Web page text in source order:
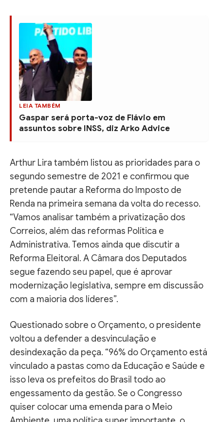
LEIA TAMBÉM
Gaspar será porta-voz de Flávio em
assuntos sobre INSS, diz Arko Advice
Arthur Lira também listou as prioridades para o
segundo semestre de 2021 e confirmou que
pretende pautar a Reforma do Imposto de
Renda na primeira semana da volta do recesso.
“Vamos analisar também a privatização dos
Correios, além das reformas Política e
Administrativa. Temos ainda que discutir a
Reforma Eleitoral. A Câmara dos Deputados
segue fazendo seu papel, que é aprovar
modernização legislativa, sempre em discussão
com a maioria dos líderes”.
Questionado sobre o Orçamento, o presidente
voltou a defender a desvinculação e
desindexação da peça. “96% do Orçamento está
vinculado a pastas como da Educação e Saúde e
isso leva os prefeitos do Brasil todo ao
engessamento da gestão. Se o Congresso
quiser colocar uma emenda para o Meio